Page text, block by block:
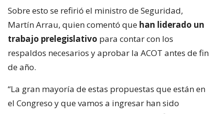
Sobre esto se refirió el ministro de Seguridad,
Martín Arrau, quien comentó que han liderado un
trabajo prelegislativo para contar con los
respaldos necesarios y aprobar la ACOT antes de fin
de año.
“La gran mayoría de estas propuestas que están en
el Congreso y que vamos a ingresar han sido